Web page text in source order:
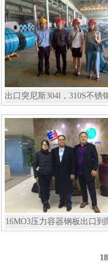
16MO3压力容器钢板出口到
18